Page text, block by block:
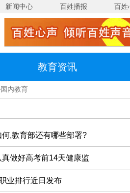
新闻中心 百姓播报 百姓
教育资讯
国内教育
,教育部还有哪些部署?
做好高考前14天健康监
业排行近日发布